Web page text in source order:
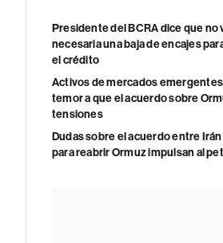
Presidente del BCRA dice que no
necesaria una baja de encajes
el crédito
Activos de mercados
temor a que el acuerdo sobre
tensiones
Dudas sobre el acuerdo entre Irán
para reabrir Ormuz impulsan al